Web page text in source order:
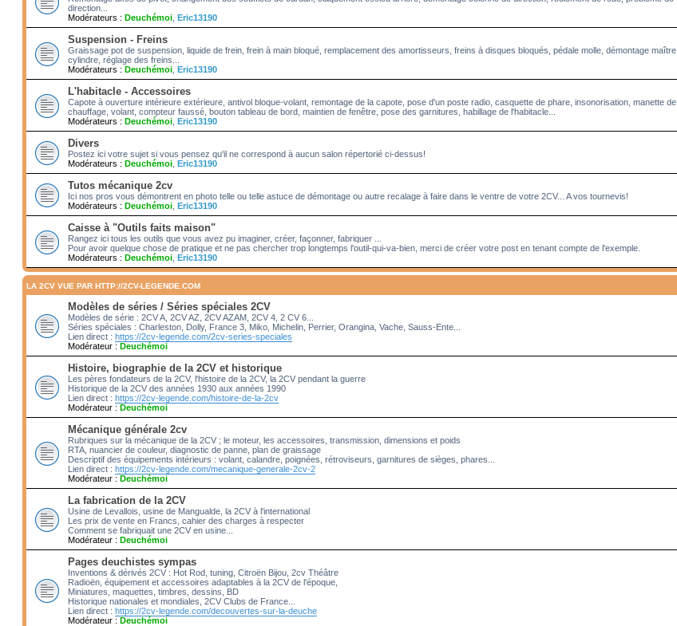
direction...
Modérateurs : Deuchémoi, Eric13190
Suspension - Freins
Graissage pot de suspension, liquide de frein, frein à main bloqué, remplacement des amortisseurs, freins à disques bloqués, pédale molle, démontage maître
cylindre, réglage des freins...
Modérateurs : Deuchémoi, Eric13190
L'habitacle - Accessoires
Capote à ouverture intérieure extérieure, antivol bloque-volant, remontage de la capote, pose d'un poste radio, casquette de phare, insonorisation, manette de
chauffage, volant, compteur faussé, bouton tableau de bord, maintien de fenêtre, pose des garnitures, habillage de l'habitacle...
Modérateurs : Deuchémoi, Eric13190
Divers
Postez ici votre sujet si vous pensez qu'il ne correspond à aucun salon répertorié ci-dessus!
Modérateurs : Deuchémoi, Eric13190
Tutos mécanique 2cv
Ici nos pros vous démontrent en photo telle ou telle astuce de démontage ou autre recalage à faire dans le ventre de votre 2CV... A vos tournevis!
Modérateurs : Deuchémoi, Eric13190
Caisse à "Outils faits maison"
Rangez ici tous les outils que vous avez pu imaginer, créer, façonner, fabriquer ...
Pour avoir quelque chose de pratique et ne pas chercher trop longtemps l'outil-qui-va-bien, merci de créer votre post en tenant compte de l'exemple.
Modérateurs : Deuchémoi, Eric13190
LA 2CV VUE PAR HTTP://2CV-LEGENDE.COM
Modèles de séries / Séries spéciales 2CV
Modèles de série : 2CV A, 2CV AZ, 2CV AZAM, 2CV 4, 2 CV 6...
Séries spéciales : Charleston, Dolly, France 3, Miko, Michelin, Perrier, Orangina, Vache, Sauss-Ente...
Lien direct : https://2cv-legende.com/2cv-series-speciales
Modérateur : Deuchémoi
Histoire, biographie de la 2CV et historique
Les pères fondateurs de la 2CV, l'histoire de la 2CV, la 2CV pendant la guerre
Historique de la 2CV des années 1930 aux années 1990
Lien direct : https://2cv-legende.com/histoire-de-la-2cv
Modérateur : Deuchémoi
Mécanique générale 2cv
Rubriques sur la mécanique de la 2CV ; le moteur, les accessoires, transmission, dimensions et poids
RTA, nuancier de couleur, diagnostic de panne, plan de graissage
Descriptif des équipements intérieurs : volant, calandre, poignées, rétroviseurs, garnitures de sièges, phares...
Lien direct : https://2cv-legende.com/mecanique-generale-2cv-2
Modérateur : Deuchémoi
La fabrication de la 2CV
Usine de Levallois, usine de Mangualde, la 2CV à l'international
Les prix de vente en Francs, cahier des charges à respecter
Comment se fabriquait une 2CV en usine...
Modérateur : Deuchémoi
Pages deuchistes sympas
Inventions & dérivés 2CV : Hot Rod, tuning, Citroën Bijou, 2cv Théâtre
Radioën, équipement et accessoires adaptables à la 2CV de l'époque,
Miniatures, maquettes, timbres, dessins, BD
Historique nationales et mondiales, 2CV Clubs de France...
Lien direct : https://2cv-legende.com/decouvertes-sur-la-deuche
Modérateur : Deuchémoi